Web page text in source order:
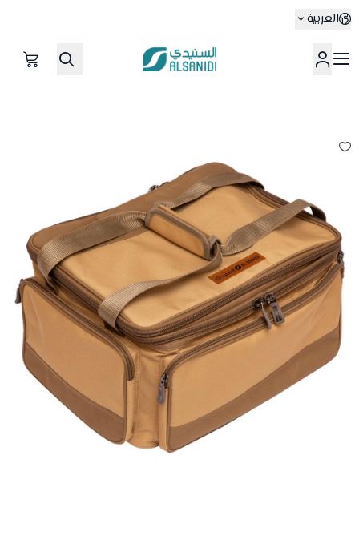
العربية
متجر السنيدي